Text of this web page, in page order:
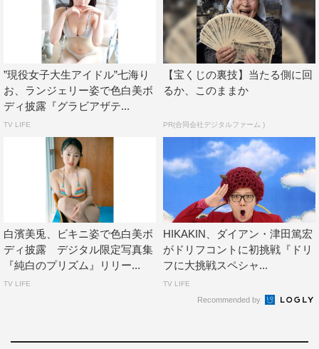
”現役女子大生アイドル”七海り
お、ランジェリー姿で色白美ボ
ディ披露『グラビアザテ...
TV LIFE
【宝くじの裏技】当たる側に回
るか、このままか
PR(合同会社デジタルファーム )
白濱美兎、ビキニ姿で色白美ボ
ディ披露 デジタル限定写真集
『純白のプリズム』リリー...
TV LIFE
HIKAKIN、ダイアン・津田篤宏
がドリフコントに初挑戦『ドリ
フに大挑戦スペシャ...
TV LIFE
Recommended by